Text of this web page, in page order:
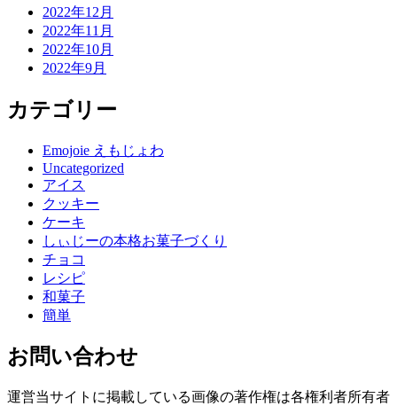
2022年12月
2022年11月
2022年10月
2022年9月
カテゴリー
Emojoie えもじょわ
Uncategorized
アイス
クッキー
ケーキ
しぃじーの本格お菓子づくり
チョコ
レシピ
和菓子
簡単
お問い合わせ
運営当サイトに掲載している画像の著作権は各権利者所有者